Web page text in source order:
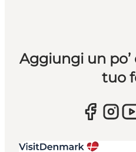
Aggiungi un
tuo